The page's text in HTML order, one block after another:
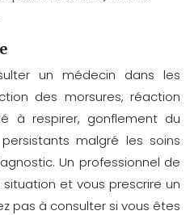
un médecin dans les
des morsures, réaction
à respirer, gonflement du
malgré les soins
Un professionnel de
et vous prescrire un
pas à consulter si vous êtes